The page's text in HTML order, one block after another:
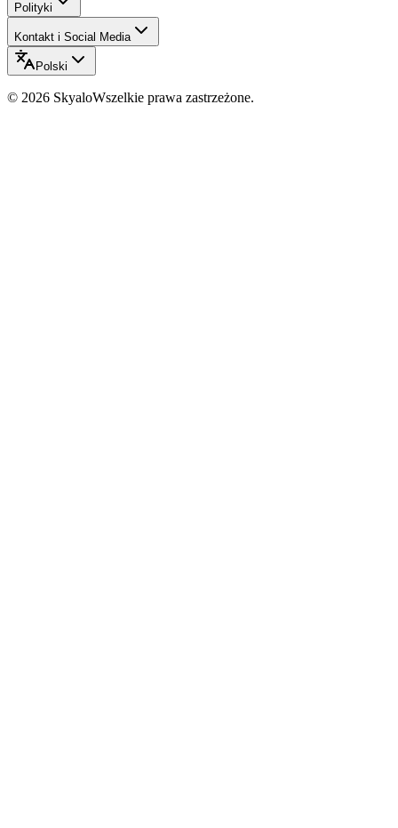
Polityki
Kontakt i Social Media
Polski
© 2026 SkyaloWszelkie prawa zastrzeżone.